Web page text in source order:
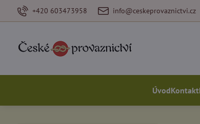
+420 603473958 info@ceskeprovaznictvi.cz
ÚvodKontakt